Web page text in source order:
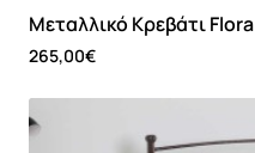
Μεταλλικό Κρεβάτι Flora
265,00€